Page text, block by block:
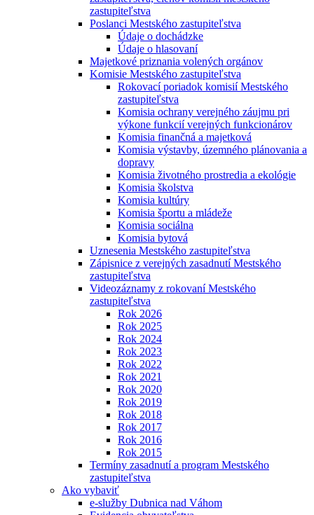
zastupiteľstva
Poslanci Mestského zastupiteľstva
Údaje o dochádzke
Údaje o hlasovaní
Majetkové priznania volených orgánov
Komisie Mestského zastupiteľstva
Rokovací poriadok komisií Mestského
zastupiteľstva
Komisia ochrany verejného záujmu pri
výkone funkcií verejných funkcionárov
Komisia finančná a majetková
Komisia výstavby, územného plánovania a
dopravy
Komisia životného prostredia a ekológie
Komisia školstva
Komisia kultúry
Komisia športu a mládeže
Komisia sociálna
Komisia bytová
Uznesenia Mestského zastupiteľstva
Zápisnice z verejných zasadnutí Mestského
zastupiteľstva
Videozáznamy z rokovaní Mestského
zastupiteľstva
Rok 2026
Rok 2025
Rok 2024
Rok 2023
Rok 2022
Rok 2021
Rok 2020
Rok 2019
Rok 2018
Rok 2017
Rok 2016
Rok 2015
Termíny zasadnutí a program Mestského
zastupiteľstva
Ako vybaviť
e-služby Dubnica nad Váhom